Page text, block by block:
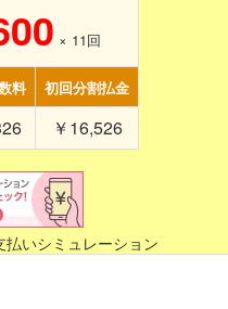
× 11回
料 初回分割払金
￥16,526
いシミュレーション